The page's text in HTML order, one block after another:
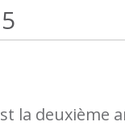
la deuxième